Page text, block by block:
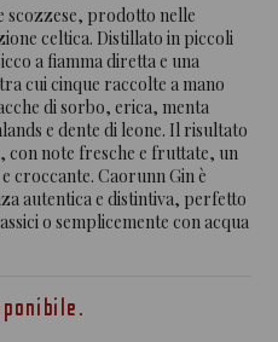
scozzese, prodotto nelle
celtica. Distillato in piccoli
a fiamma diretta e una
cui cinque raccolte a mano
di sorbo, erica, menta
e dente di leone. Il risultato
con note fresche e fruttate, un
croccante. Caorunn Gin è
autentica e distintiva, perfetto
o semplicemente con acqua